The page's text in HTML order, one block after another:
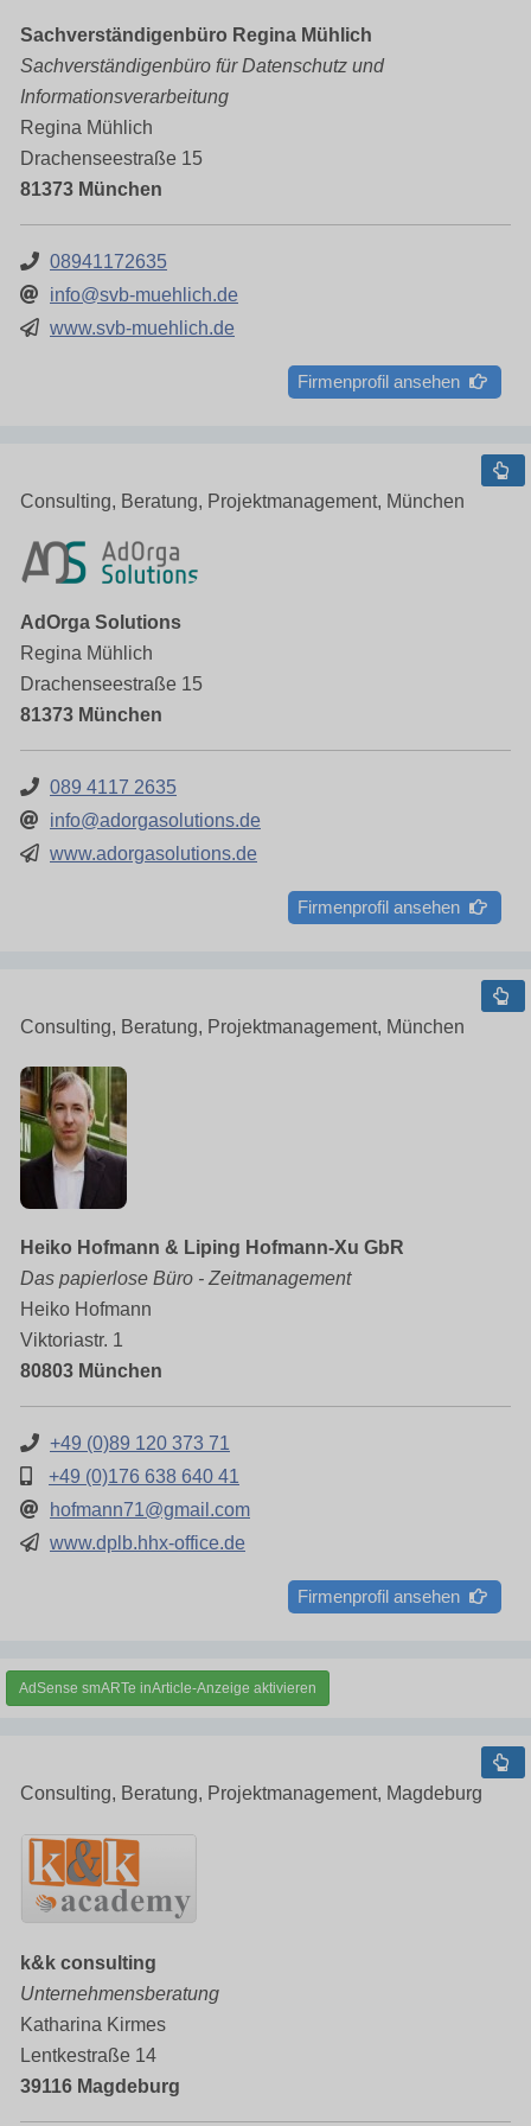
Sachverständigenbüro Regina Mühlich
Sachverständigenbüro für Datenschutz und
Informationsverarbeitung
Regina Mühlich
Drachenseestraße 15
81373 München
08941172635
info@svb-muehlich.de
www.svb-muehlich.de
Firmenprofil ansehen
Consulting, Beratung, Projektmanagement, München
AdOrga Solutions
Regina Mühlich
Drachenseestraße 15
81373 München
089 4117 2635
info@adorgasolutions.de
www.adorgasolutions.de
Firmenprofil ansehen
Consulting, Beratung, Projektmanagement, München
Heiko Hofmann & Liping Hofmann-Xu GbR
Das papierlose Büro - Zeitmanagement
Heiko Hofmann
Viktoriastr. 1
80803 München
+49 (0)89 120 373 71
+49 (0)176 638 640 41
hofmann71@gmail.com
www.dplb.hhx-office.de
Firmenprofil ansehen
AdSense smARTe inArticle-Anzeige aktivieren
Consulting, Beratung, Projektmanagement, Magdeburg
k&k consulting
Unternehmensberatung
Katharina Kirmes
Lentkestraße 14
39116 Magdeburg